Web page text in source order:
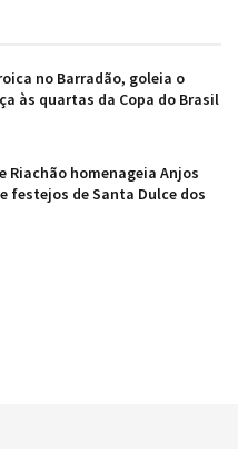
no Barradão, goleia o
às quartas da Copa do Brasil
Riachão homenageia Anjos
festejos de Santa Dulce dos